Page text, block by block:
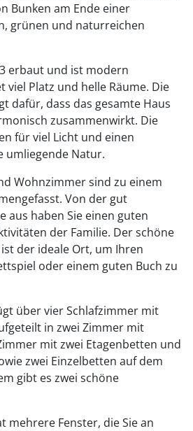
Bunken am Ende einer
grünen und naturreichen
erbaut und ist modern
viel Platz und helle Räume. Die
dafür, dass das gesamte Haus
zusammenwirkt. Die
für viel Licht und einen
umliegende Natur.
Wohnzimmer sind zu einem
Von der gut
aus haben Sie einen guten
der Familie. Der schöne
der ideale Ort, um Ihren
oder einem guten Buch zu
über vier Schlafzimmer mit
in zwei Zimmer mit
mit zwei Etagenbetten und
zwei Einzelbetten auf dem
gibt es zwei schöne
mehrere Fenster, die Sie an